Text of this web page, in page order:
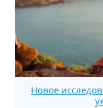
Новое